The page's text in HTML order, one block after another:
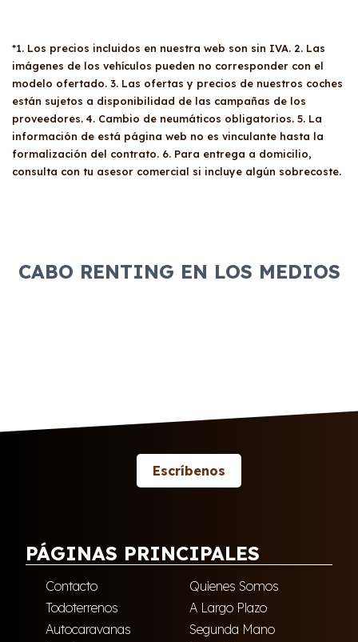
presentar documentación fiscal y financiera.
Este servicio permite a las empresas centrarse
en su actividad principal, mientras que el
renting se encarga de todos los aspectos del
vehículo, incluidos los gastos de
mantenimiento, seguros y más.
carné de conducir válido. No existen
restricciones específicas sobre quién puede
utilizar el vehículo, pero es recomendable
revisar las condiciones del contrato antes de
compartir el coche para evitar sorpresas. Esto
proporciona una gran flexibilidad y
comodidad a los usuarios del renting.
*1. Los precios incluidos en nuestra web son sin IVA. 2. Las
imágenes de los vehículos pueden no corresponder con el
modelo ofertado. 3. Las ofertas y precios de nuestros coches
están sujetos a disponibilidad de las campañas de los
proveedores. 4. Cambio de neumáticos obligatorios. 5. La
información de está página web no es vinculante hasta la
formalización del contrato. 6. Para entrega a domicilio,
consulta con tu asesor comercial si incluye algún sobrecoste.
CABO RENTING EN LOS MEDIOS
Escríbenos
PÁGINAS PRINCIPALES
Contacto
Quienes Somos
Todoterrenos
A Largo Plazo
Autocaravanas
Segunda Mano